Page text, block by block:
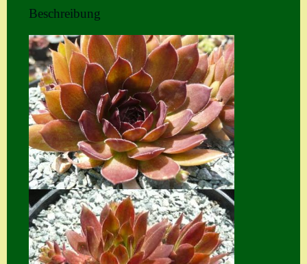
Kasse
Kontakt
Mein Konto
Naturformen
S. x nixonii
Semps die ich
suche
Semps von A – Z
Shop
Beschreibung